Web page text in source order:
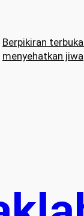
Berpikiran
menyehatkan jiwa